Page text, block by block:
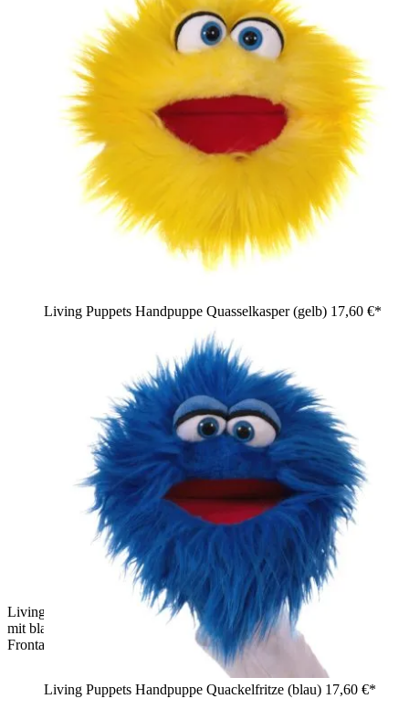
Living Puppets Handpuppe Plappermaul, grünes Zottelmonster
mit blauen Augen und weit geöffnetem rotem Mund,
Frontalansicht
Living Puppets Handpuppe Quasselkasper (gelb) 17,60 €*
Living Puppets Handpuppe Quackelfritze (blau) 17,60 €*